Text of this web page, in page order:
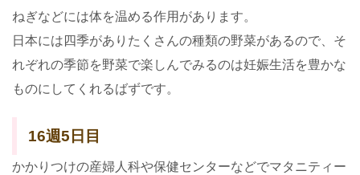
ねぎなどには体を温める作用があります。
日本には四季がありたくさんの種類の野菜があるので、そ
れぞれの季節を野菜で楽しんでみるのは妊娠生活を豊かな
ものにしてくれるばずです。
16週5日目
かかりつけの産婦人科や保健センターなどでマタニティー